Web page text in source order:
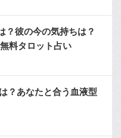
？彼の今の気持ちは？
料タロット占い
？あなたと合う血液型